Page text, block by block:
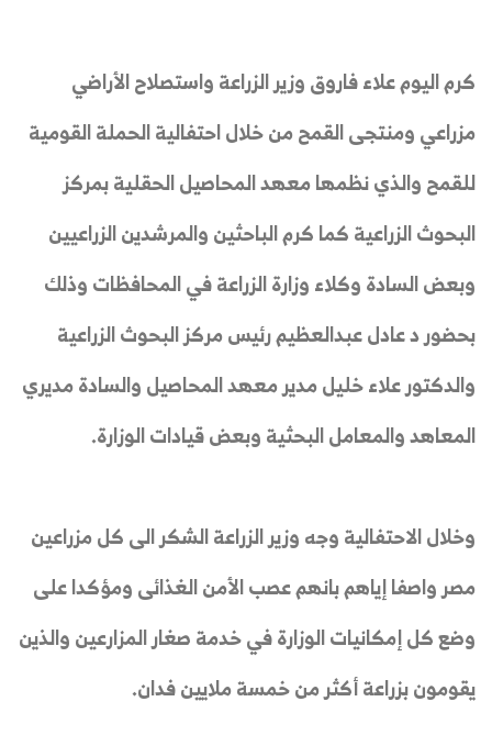
كرم اليوم علاء فاروق وزير الزراعة واستصلاح الأراضي
مزراعي ومنتجى القمح من خلال احتفالية الحملة القومية
للقمح والذي نظمها معهد المحاصيل الحقلية بمركز
البحوث الزراعية كما كرم الباحثين والمرشدين الزراعيين
وبعض السادة وكلاء وزارة الزراعة في المحافظات وذلك
بحضور د عادل عبدالعظيم رئيس مركز البحوث الزراعية
والدكتور علاء خليل مدير معهد المحاصيل والسادة مديري
المعاهد والمعامل البحثية وبعض قيادات الوزارة.
وخلال الاحتفالية وجه وزير الزراعة الشكر الى كل مزراعين
مصر واصفا إياهم بانهم عصب الأمن الغذائى ومؤكدا على
وضع كل إمكانيات الوزارة في خدمة صغار المزارعين والذين
يقومون بزراعة أكثر من خمسة ملايين فدان.